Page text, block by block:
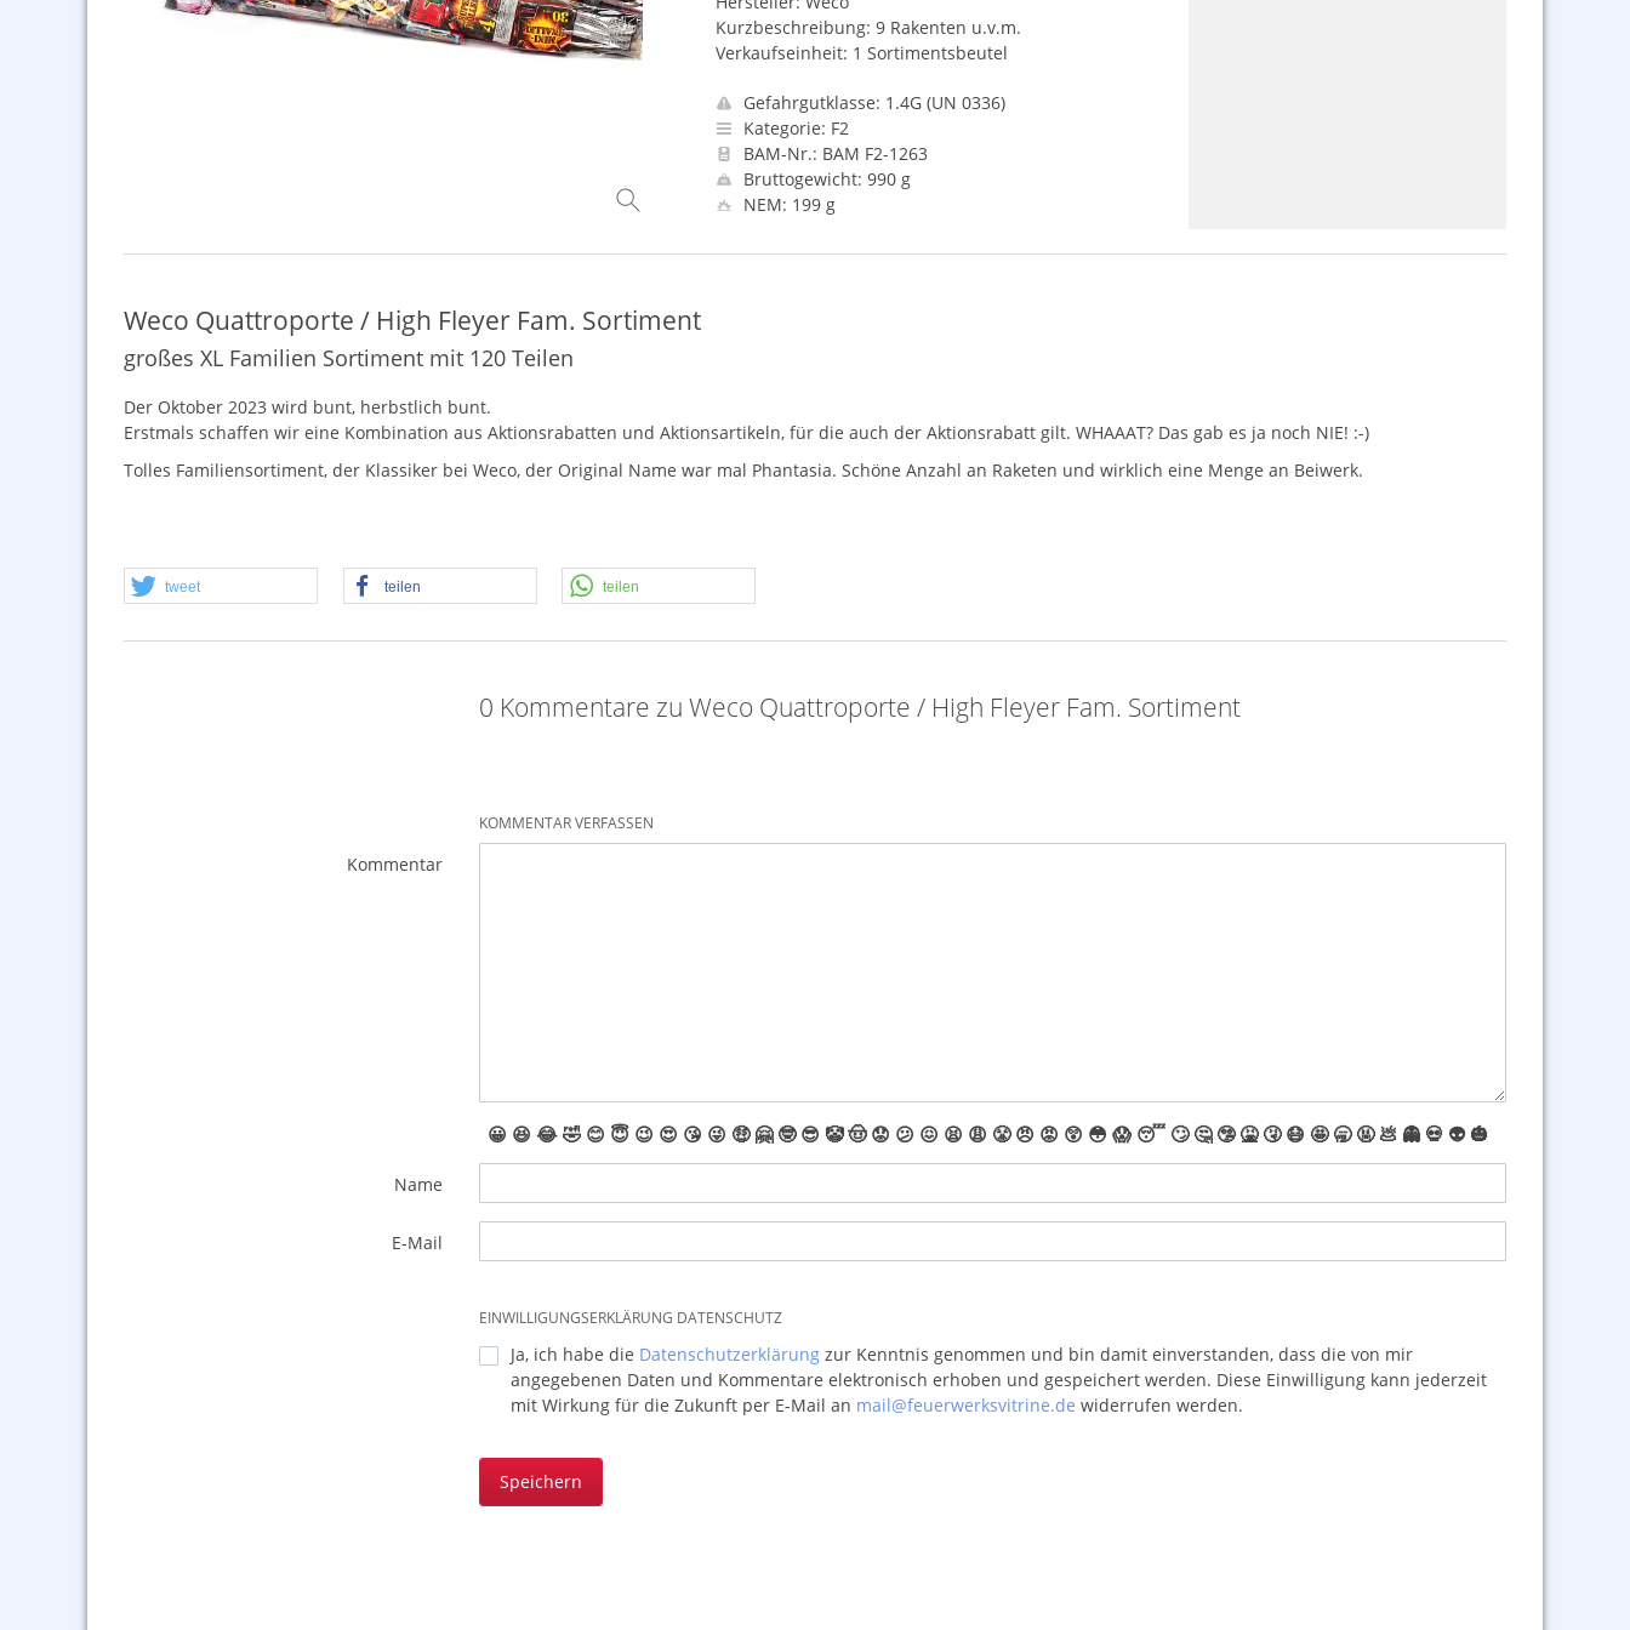
Kurzbeschreibung: 9 Rakenten u.v.m.
Verkaufseinheit: 1 Sortimentsbeutel
Gefahrgutklasse: 1.4G (UN 0336)
Kategorie: F2
BAM-Nr.: BAM F2-1263
Bruttogewicht: 990 g
NEM: 199 g
Weco Quattroporte / High Fleyer Fam. Sortiment
großes XL Familien Sortiment mit 120 Teilen
Der Oktober 2023 wird bunt, herbstlich bunt.
Erstmals schaffen wir eine Kombination aus Aktionsrabatten und Aktionsartikeln, für die auch der Aktionsrabatt gilt. WHAAAT? Das gab es ja noch NIE! :-)
Tolles Familiensortiment, der Klassiker bei Weco, der Original Name war mal Phantasia. Schöne Anzahl an Raketen und wirklich eine Menge an Beiwerk.
tweet teilen teilen
0 Kommentare zu Weco Quattroporte / High Fleyer Fam. Sortiment
KOMMENTAR VERFASSEN
Kommentar
😀 😆 😂🤣 😊 😇 😉 😍 😘 😜 🤑 🤗 🤓 😎 🤡🤠 😟 😕 😖 😫 😩 😤 😠 😡 😲 😳 😱 😴 🙄 🤔 🤥 🤮 🤧 😷 🤩 🥱 🤬 💩 👻 💀 👽 🎃
Name
E-Mail
EINWILLIGUNGSERKLÄRUNG DATENSCHUTZ
Ja, ich habe die Datenschutzerklärungzur Kenntnis genommen und bin damit einverstanden, dass die von mir
angegebenen Daten und Kommentare elektronisch erhoben und gespeichert werden. Diese Einwilligung kann jederzeit
mit Wirkung für die Zukunft per E-Mail an mail@feuerwerksvitrine.de widerrufen werden.
Speichern